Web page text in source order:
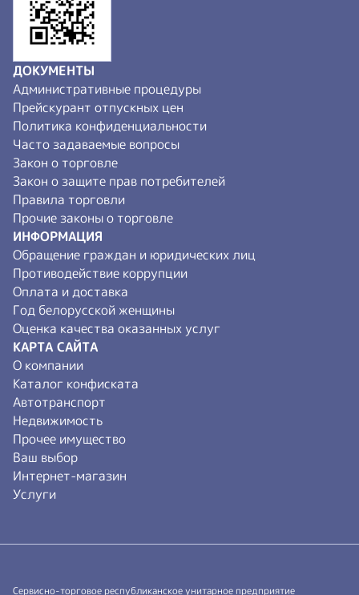
ДОКУМЕНТЫ
Административные процедуры
Прейскурант отпускных цен
Политика конфиденциальности
Часто задаваемые вопросы
Закон о торговле
Закон о защите прав потребителей
Правила торговли
Прочие законы о торговле
ИНФОРМАЦИЯ
Обращение граждан и юридических лиц
Противодействие коррупции
Оплата и доставка
Год белорусской женщины
Оценка качества оказанных услуг
КАРТА САЙТА
О компании
Каталог конфиската
Автотранспорт
Недвижимость
Прочее имущество
Ваш выбор
Интернет-магазин
Услуги
Сервисно-торговое республиканское унитарное предприятие